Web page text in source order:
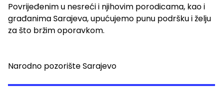
Povrijeđenim u nesreći i njihovim porodicama, kao i
građanima Sarajeva, upućujemo punu podršku i želju
za što bržim oporavkom.
Narodno pozorište Sarajevo